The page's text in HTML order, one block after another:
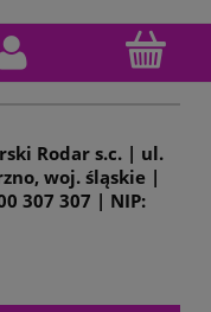
Rodar s.c. | ul.
woj. śląskie |
307 307 | NIP: